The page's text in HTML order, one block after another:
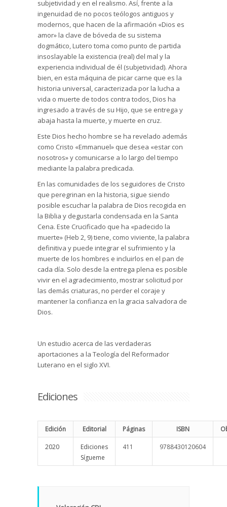
subjetividad y en el realismo. Así, frente a la
ingenuidad de no pocos teólogos antiguos y
modernos, que hacen de la afirmación «Dios es
amor» la clave de bóveda de su sistema
dogmático, Lutero toma como punto de partida
insoslayable la existencia (real) del mal y la
experiencia individual de él (subjetividad). Ahora
bien, en esta máquina de picar carne que es la
historia universal, caracterizada por la lucha a
vida o muerte de todos contra todos, Dios ha
ingresado a través de su Hijo, que se entrega y
abaja hasta la muerte, y muerte en cruz.
Este Dios hecho hombre se ha revelado además
como Cristo «Emmanuel» que desea «estar con
nosotros» y comunicarse a lo largo del tiempo
mediante la palabra predicada.
En las comunidades de los seguidores de Cristo
que peregrinan en la historia, sigue siendo
posible escuchar la palabra de Dios recogida en
la Biblia y degustarla condensada en la Santa
Cena. Este Crucificado que ha «padecido la
muerte» (Heb 2, 9) tiene, como viviente, la palabra
definitiva y puede integrar el sufrimiento y la
muerte de los hombres e incluirlos en el pan de
cada día. Solo desde la entrega plena es posible
vivir en el agradecimiento, mostrar solicitud por
las demás criaturas, no perder el coraje y
mantener la confianza en la gracia salvadora de
Dios.
Un estudio acerca de las verdaderas
aportaciones a la Teología del Reformador
Luterano en el siglo XVI.
Ediciones
Edición Editorial Páginas ISBN
2020
Ediciones
Sígueme
411 9788430120604